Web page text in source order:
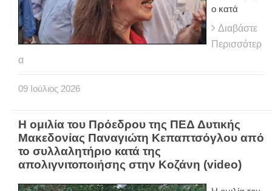
ο κατά
Διαβάστε
Περισσότερ
α
09 Ιούλιος 2026
Η ομιλία του Πρόεδρου της ΠΕΔ Δυτικής
Μακεδονίας Παναγιώτη Κεπαπτσόγλου από
το συλλαλητήριο κατά της
απολιγνιτοποιήσης στην Κοζάνη (video)